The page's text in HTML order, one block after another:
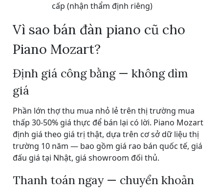
cấp (nhận thẩm định riêng)
Vì sao bán đàn piano cũ cho
Piano Mozart?
Định giá công bằng — không dìm
giá
Phần lớn thợ thu mua nhỏ lẻ trên thị trường mua
thấp 30-50% giá thực để bán lại có lời. Piano Mozart
định giá theo giá trị thật, dựa trên cơ sở dữ liệu thị
trường 10 năm — bao gồm giá rao bán quốc tế, giá
đấu giá tại Nhật, giá showroom đối thủ.
Thanh toán ngay — chuyển khoản